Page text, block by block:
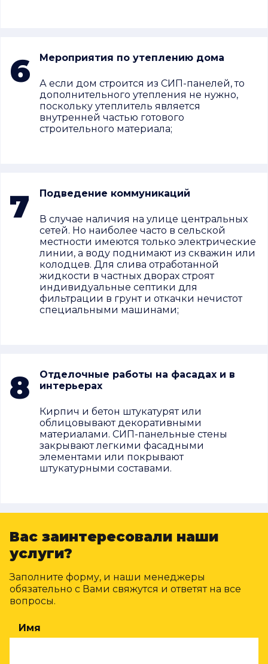
6 Мероприятия по утеплению дома
А если дом строится из СИП-панелей, то
дополнительного утепления не нужно,
поскольку утеплитель является
внутренней частью готового
строительного материала;
7 Подведение коммуникаций
В случае наличия на улице центральных
сетей. Но наиболее часто в сельской
местности имеются только электрические
линии, а воду поднимают из скважин или
колодцев. Для слива отработанной
жидкости в частных дворах строят
индивидуальные септики для
фильтрации в грунт и откачки нечистот
специальными машинами;
8
Отделочные работы на фасадах и в
интерьерах
Кирпич и бетон штукатурят или
облицовывают декоративными
материалами. СИП-панельные стены
закрывают легкими фасадными
элементами или покрывают
штукатурными составами.
Вас заинтересовали наши
услуги?
Заполните форму, и наши менеджеры
обязательно с Вами свяжутся и ответят на все
вопросы.
Имя